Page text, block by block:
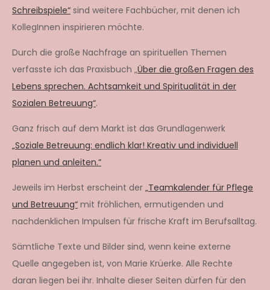
Schreibspiele“ sind weitere Fachbücher, mit denen ich
KollegInnen inspirieren möchte.
Durch die große Nachfrage an spirituellen Themen
verfasste ich das Praxisbuch „Über die großen Fragen des
Lebens sprechen. Achtsamkeit und Spiritualität in der
Sozialen Betreuung“.
Ganz frisch auf dem Markt ist das Grundlagenwerk
„Soziale Betreuung: endlich klar! Kreativ und individuell
planen und anleiten.“
Jeweils im Herbst erscheint der „Teamkalender für Pflege
und Betreuung“ mit fröhlichen, ermutigenden und
nachdenklichen Impulsen für frische Kraft im Berufsalltag.
Sämtliche Texte und Bilder sind, wenn keine externe
Quelle angegeben ist, von Marie Krüerke. Alle Rechte
daran liegen bei ihr. Inhalte dieser Seiten dürfen für den